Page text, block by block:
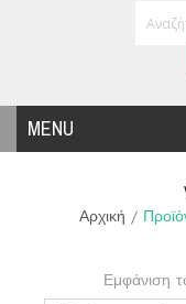
MENU
Αρχική /
Εμφάνιση